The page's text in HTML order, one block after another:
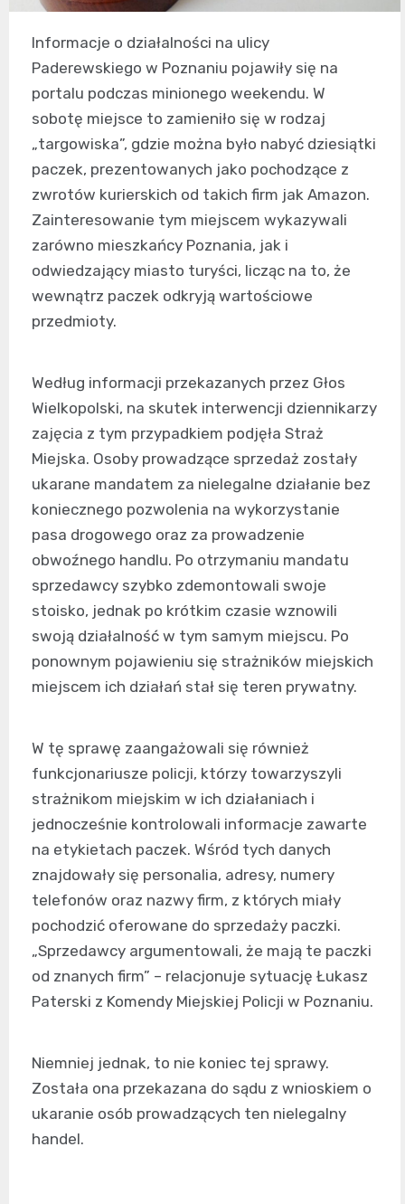
Informacje o działalności na ulicy
Paderewskiego w Poznaniu pojawiły się na
portalu podczas minionego weekendu. W
sobotę miejsce to zamieniło się w rodzaj
„targowiska”, gdzie można było nabyć dziesiątki
paczek, prezentowanych jako pochodzące z
zwrotów kurierskich od takich firm jak Amazon.
Zainteresowanie tym miejscem wykazywali
zarówno mieszkańcy Poznania, jak i
odwiedzający miasto turyści, licząc na to, że
wewnątrz paczek odkryją wartościowe
przedmioty.
Według informacji przekazanych przez Głos
Wielkopolski, na skutek interwencji dziennikarzy
zajęcia z tym przypadkiem podjęła Straż
Miejska. Osoby prowadzące sprzedaż zostały
ukarane mandatem za nielegalne działanie bez
koniecznego pozwolenia na wykorzystanie
pasa drogowego oraz za prowadzenie
obwoźnego handlu. Po otrzymaniu mandatu
sprzedawcy szybko zdemontowali swoje
stoisko, jednak po krótkim czasie wznowili
swoją działalność w tym samym miejscu. Po
ponownym pojawieniu się strażników miejskich
miejscem ich działań stał się teren prywatny.
W tę sprawę zaangażowali się również
funkcjonariusze policji, którzy towarzyszyli
strażnikom miejskim w ich działaniach i
jednocześnie kontrolowali informacje zawarte
na etykietach paczek. Wśród tych danych
znajdowały się personalia, adresy, numery
telefonów oraz nazwy firm, z których miały
pochodzić oferowane do sprzedaży paczki.
„Sprzedawcy argumentowali, że mają te paczki
od znanych firm” – relacjonuje sytuację Łukasz
Paterski z Komendy Miejskiej Policji w Poznaniu.
Niemniej jednak, to nie koniec tej sprawy.
Została ona przekazana do sądu z wnioskiem o
ukaranie osób prowadzących ten nielegalny
handel.